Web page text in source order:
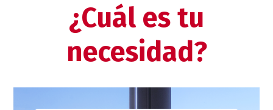
¿Cuál es tu
necesidad?